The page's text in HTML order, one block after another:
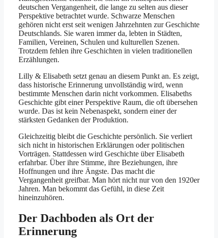
deutschen Vergangenheit, die lange zu selten aus dieser
Perspektive betrachtet wurde. Schwarze Menschen
gehören nicht erst seit wenigen Jahrzehnten zur Geschichte
Deutschlands. Sie waren immer da, lebten in Städten,
Familien, Vereinen, Schulen und kulturellen Szenen.
Trotzdem fehlen ihre Geschichten in vielen traditionellen
Erzählungen.
Lilly & Elisabeth setzt genau an diesem Punkt an. Es zeigt,
dass historische Erinnerung unvollständig wird, wenn
bestimmte Menschen darin nicht vorkommen. Elisabeths
Geschichte gibt einer Perspektive Raum, die oft übersehen
wurde. Das ist kein Nebenaspekt, sondern einer der
stärksten Gedanken der Produktion.
Gleichzeitig bleibt die Geschichte persönlich. Sie verliert
sich nicht in historischen Erklärungen oder politischen
Vorträgen. Stattdessen wird Geschichte über Elisabeth
erfahrbar. Über ihre Stimme, ihre Beziehungen, ihre
Hoffnungen und ihre Ängste. Das macht die
Vergangenheit greifbar. Man hört nicht nur von den 1920er
Jahren. Man bekommt das Gefühl, in diese Zeit
hineinzuhören.
Der Dachboden als Ort der
Erinnerung